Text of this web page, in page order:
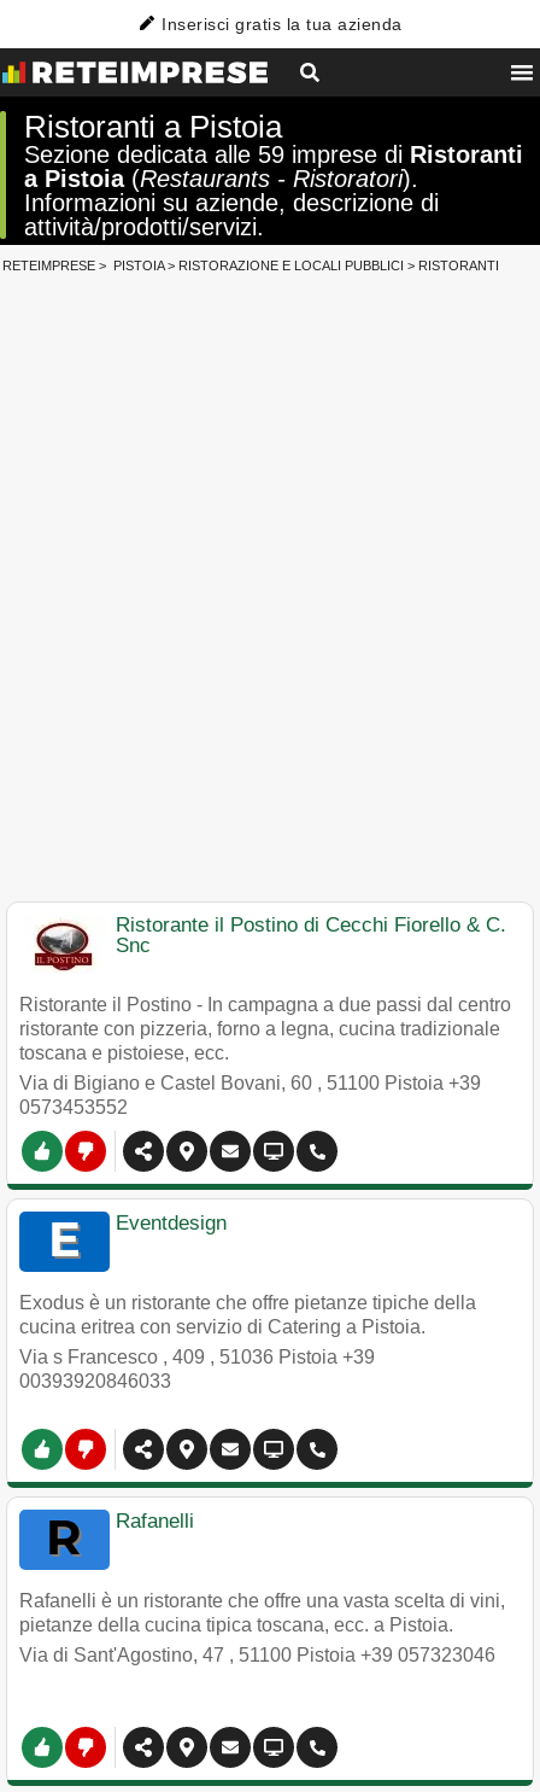
Inserisci gratis la tua azienda
Ristoranti a Pistoia
Sezione dedicata alle 59 imprese di Ristoranti
a Pistoia(Restaurants - Ristoratori).
Informazioni su aziende, descrizione di
attività/prodotti/servizi.
RETEIMPRESE > PISTOIA> RISTORAZIONE E LOCALI PUBBLICI > RISTORANTI
Ristorante il Postino di Cecchi Fiorello & C.
Snc
Ristorante il Postino - In campagna a due passi dal centro
ristorante con pizzeria, forno a legna, cucina tradizionale
toscana e pistoiese, ecc.
Via di Bigiano e Castel Bovani, 60 , 51100 Pistoia +39
0573453552
Eventdesign
Exodus è un ristorante che offre pietanze tipiche della
cucina eritrea con servizio di Catering a Pistoia.
Via s Francesco , 409 , 51036 Pistoia +39
00393920846033
Rafanelli
Rafanelli è un ristorante che offre una vasta scelta di vini,
pietanze della cucina tipica toscana, ecc. a Pistoia.
Via di Sant'Agostino, 47 , 51100 Pistoia +39 057323046